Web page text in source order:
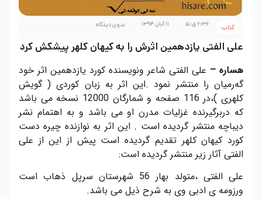
کتاب ۶:۳۶ ق٫ظ ۱۱ آبان ۱۳۹۴ بدون دیدگاه
علی الفتی یازدهمین اثرش را به کیهان کلهر پیشکش کرد
هسارە – علی الفتی شاعر ونویسنده کورد یازدهمین اثر خود
گه‌رمیان را منتشر نمود .این اثر به زبان کوردی ( گویش
کلهری )،در 116 صفحه و شمارگان 12000 نسخه می باشد
که دربرگیرنده غزلیات مدرن او می باشد و به اهتمام نشر
دیباچه منتشر گردیده است . این اثر به نوازنده چیره دست
کورد کیهان کلهر تقدیم گردیده است پیش از این از علی
الفتی آثار زیر منتشر گردیده است:
علی الفتی ،متولد بهار 56 شهرستان سرپل ذهاب است
ورزومه ی ادبی وی به شرح ذیل می باشد.